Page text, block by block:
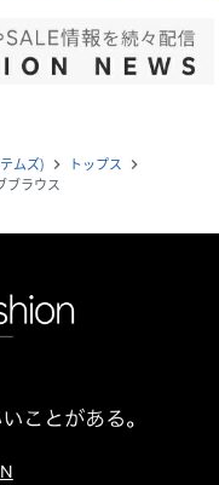
ムズ) navigate_next トップス navigate_next
ブラウス